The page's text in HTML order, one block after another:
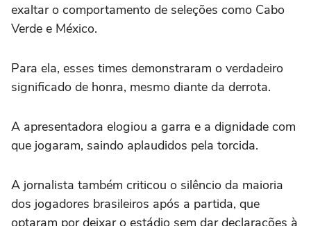
exaltar o comportamento de seleções como Cabo
Verde e México.
Para ela, esses times demonstraram o verdadeiro
significado de honra, mesmo diante da derrota.
A apresentadora elogiou a garra e a dignidade com
que jogaram, saindo aplaudidos pela torcida.
A jornalista também criticou o silêncio da maioria
dos jogadores brasileiros após a partida, que
optaram por deixar o estádio sem dar declarações à